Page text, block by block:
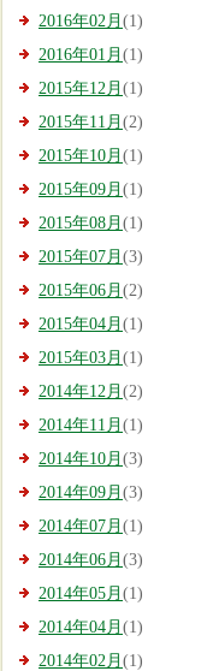
2016年02月 (1)
2016年01月 (1)
2015年12月 (1)
2015年11月 (2)
2015年10月 (1)
2015年09月 (1)
2015年08月 (1)
2015年07月 (3)
2015年06月 (2)
2015年04月 (1)
2015年03月 (1)
2014年12月 (2)
2014年11月 (1)
2014年10月 (3)
2014年09月 (3)
2014年07月 (1)
2014年06月 (3)
2014年05月 (1)
2014年04月 (1)
2014年02月 (1)